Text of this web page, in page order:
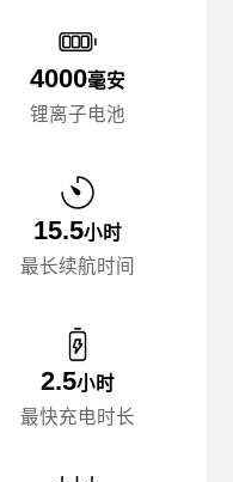
4000毫安
锂离子电池
15.5小时
最长续航时间
2.5小时
最快充电时长